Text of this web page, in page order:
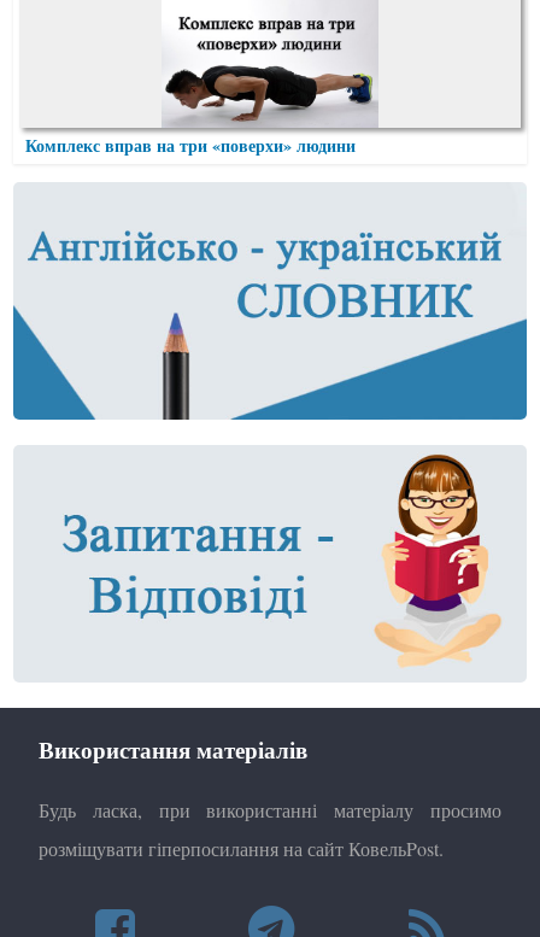
Комплекс вправ на три «поверхи» людини
Використання матеріалів
Будь ласка, при використанні матеріалу просимо
розміщувати гіперпосилання на сайт КовельPost.